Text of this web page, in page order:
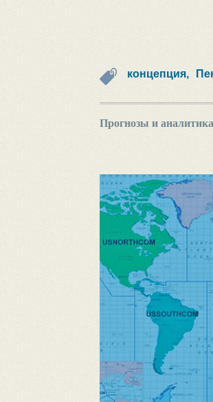
концепция,
Прогнозы и аналитика